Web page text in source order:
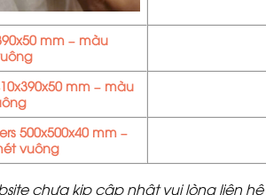
mm – màu
mm – màu
500x500x40 mm –
vuông
chưa kịp cập nhật vui lòng liên hệ